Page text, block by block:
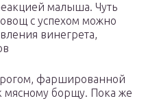
малыша. Чуть
овощ с успехом можно
винегрета,
фаршированной
мясному борщу. Пока же